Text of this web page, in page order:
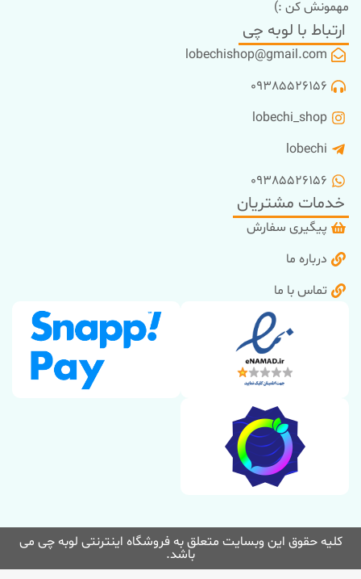
مهمونش کن :)
ارتباط با لوبه چی
lobechishop@gmail.com
09385526156
lobechi_shop
lobechi
09385526156
خدمات مشتریان
پیگیری سفارش
درباره ما
تماس با ما
کلیه حقوق این وبسایت متعلق به فروشگاه اینترنتی لوبه چی می
باشد.